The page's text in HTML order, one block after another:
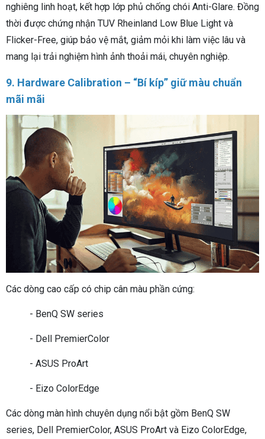
nghiêng linh hoạt, kết hợp lớp phủ chống chói Anti-Glare. Đồng
thời được chứng nhận TUV Rheinland Low Blue Light và
Flicker-Free, giúp bảo vệ mắt, giảm mỏi khi làm việc lâu và
mang lại trải nghiệm hình ảnh thoải mái, chuyên nghiệp.
9. Hardware Calibration – “Bí kíp” giữ màu chuẩn
mãi mãi
Các dòng cao cấp có chip cân màu phần cứng:
- BenQ SW series
- Dell PremierColor
- ASUS ProArt
- Eizo ColorEdge
Các dòng màn hình chuyên dụng nổi bật gồm BenQ SW
series, Dell PremierColor, ASUS ProArt và Eizo ColorEdge,